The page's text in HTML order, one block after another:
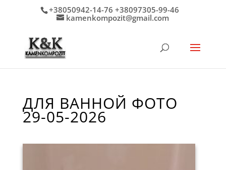
+38050942-14-76 +38097305-99-46
kamenkompozit@gmail.com
ДЛЯ ВАННОЙ ФОТО
29-05-2026